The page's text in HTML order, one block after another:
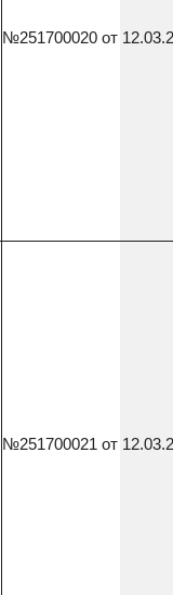
№251700020 от
№251700021 от